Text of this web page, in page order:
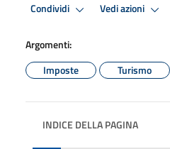
Condividi Vedi azioni
Argomenti:
Imposte
Turismo
INDICE DELLA PAGINA